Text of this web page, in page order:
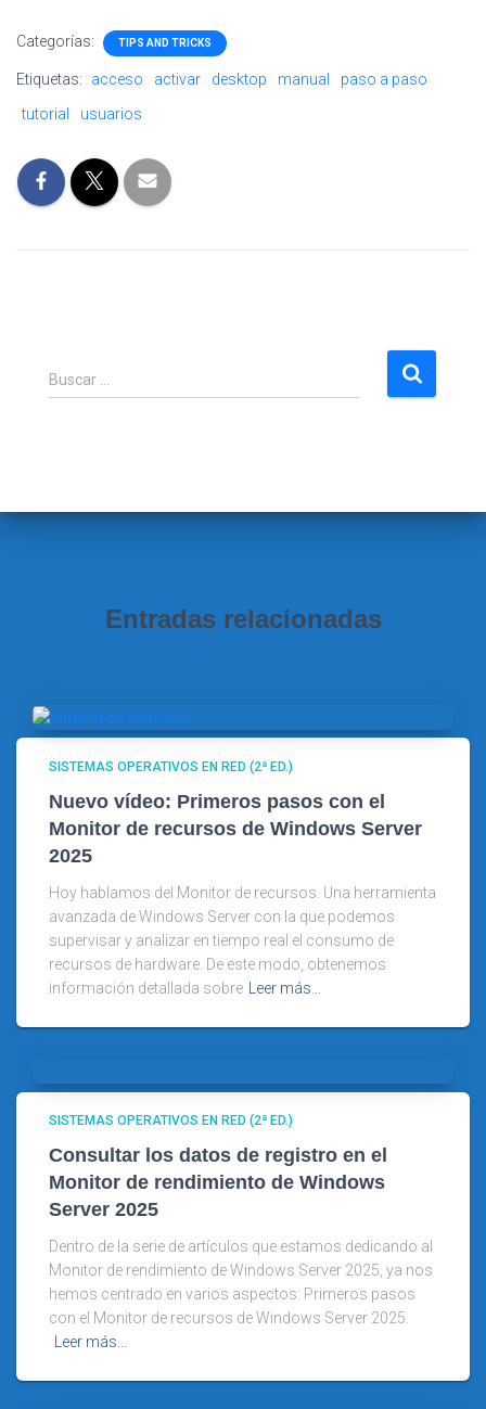
Categorías: TIPS AND TRICKS
Etiquetas: acceso activar desktop manual
paso a paso
tutorial
usuarios
B
u
:
Buscar …
Entradas relacionadas
SISTEMAS OPERATIVOS EN RED (2ª ED.)
Nuevo vídeo: Primeros pasos con el
Monitor de recursos de Windows Server
2025
Hoy hablamos del Monitor de recursos. Una herramienta
avanzada de Windows Server con la que podemos
supervisar y analizar en tiempo real el consumo de
recursos de hardware. De este modo, obtenemos
información detallada sobre Leer más…
SISTEMAS OPERATIVOS EN RED (2ª ED.)
Consultar los datos de registro en el
Monitor de rendimiento de Windows
Server 2025
Dentro de la serie de artículos que estamos dedicando al
Monitor de rendimiento de Windows Server 2025, ya nos
hemos centrado en varios aspectos: Primeros pasos
con el Monitor de recursos de Windows Server 2025.
Leer más…